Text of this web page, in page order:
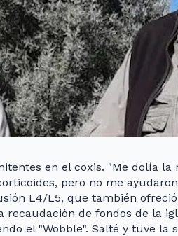
en el coxis. "Me dolía la
pero no me
L4/L5, que también
recaudación de fondos de la
el "Wobble". Salté y tuve la